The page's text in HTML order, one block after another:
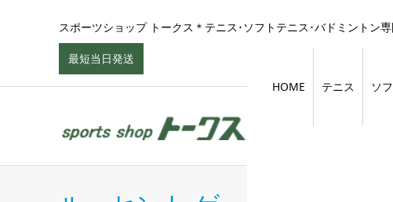
スポーツショップ トークス＊テニス･ソフトテニス･バドミントン
最短当日発送
HOME テニス ソ